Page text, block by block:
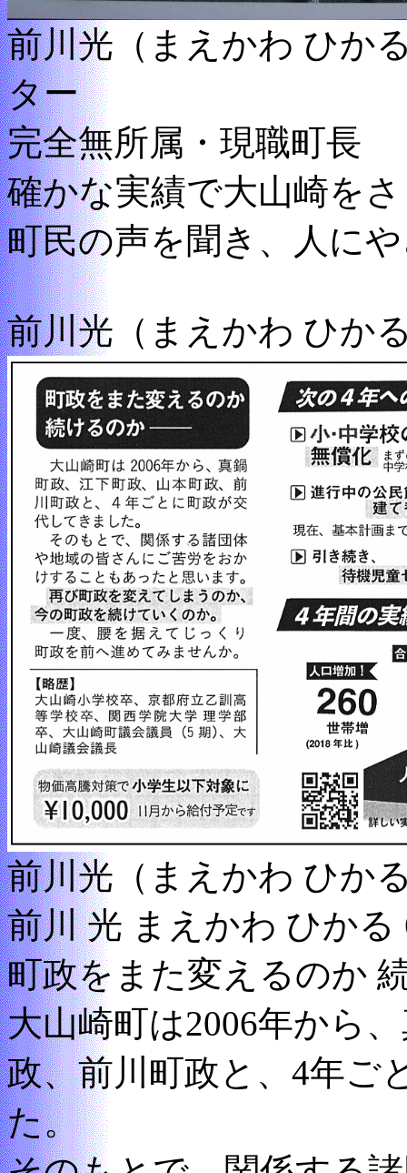
前川光（まえかわ ひか
ター
完全無所属・現職町長
確かな実績で大山崎を
町民の声を聞き、人に
前川光（まえかわ ひか
前川光（まえかわ ひか
前川 光 まえかわ ひかる
町政をまた変えるのか
大山崎町は2006年から
政、前川町政と、4年ご
た。